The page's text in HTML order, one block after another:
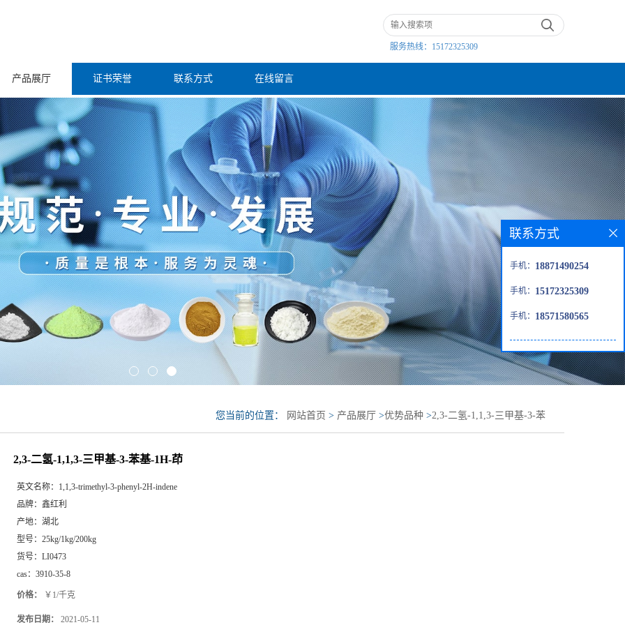
服务热线： 15172325309
产品展厅 证书荣誉 联系方式 在线留言
您当前的位置： 网站首页 > 产品展厅 >优势品种 >2,3-二氢-1,1,3-三甲基-3-苯
2,3-二氢-1,1,3-三甲基-3-苯基-1H-茚
英文名称： 1,1,3-trimethyl-3-phenyl-2H-indene
品牌： 鑫红利
产地： 湖北
型号： 25kg/1kg/200kg
货号： LI0473
cas： 3910-35-8
价格： ￥1/千克
发布日期： 2021-05-11
联系方式
手机： 18871490254
手机： 15172325309
手机： 18571580565